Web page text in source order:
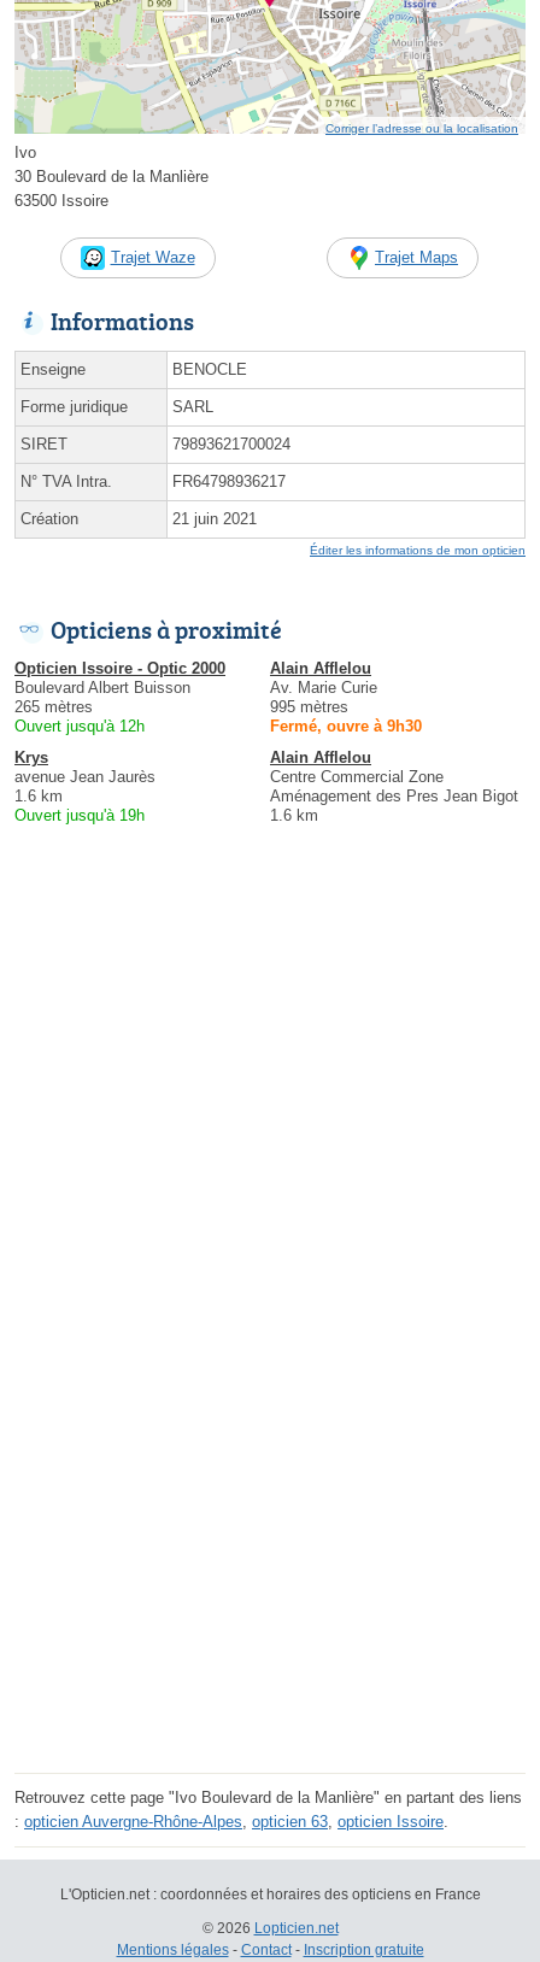
Corriger l’adresse ou la localisation
Ivo
30 Boulevard de la Manlière
63500 Issoire
Trajet Waze Trajet Maps
Informations
Enseigne BENOCLE
Forme juridique SARL
SIRET 79893621700024
N° TVA Intra. FR64798936217
Création 21 juin 2021
Éditer les informations de mon opticien
Opticiens à proximité
Opticien Issoire - Optic 2000
Boulevard Albert Buisson
265 mètres
Ouvert jusqu'à 12h
Alain Afflelou
Av. Marie Curie
995 mètres
Fermé, ouvre à 9h30
Krys
avenue Jean Jaurès
1.6 km
Ouvert jusqu'à 19h
Alain Afflelou
Centre Commercial Zone
Aménagement des Pres Jean Bigot
1.6 km
Retrouvez cette page "Ivo Boulevard de la Manlière" en partant des liens
: opticien Auvergne-Rhône-Alpes, opticien 63, opticien Issoire.
L'Opticien.net : coordonnées et horaires des opticiens en France
© 2026 Lopticien.net
Mentions légales- Contact- Inscription gratuite